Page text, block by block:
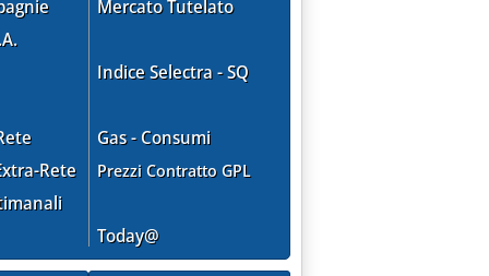
Rete
Mercato Tutelato
Indice Selectra - SQ
Gas - Consumi
Prezzi Contratto GPL
Today@